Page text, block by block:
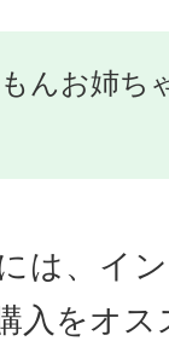
んお姉ち
は、イ
入をオス